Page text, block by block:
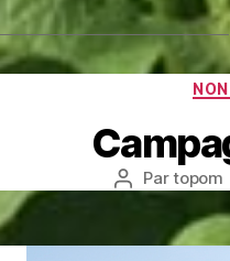
Auteur
l’article
Partopom